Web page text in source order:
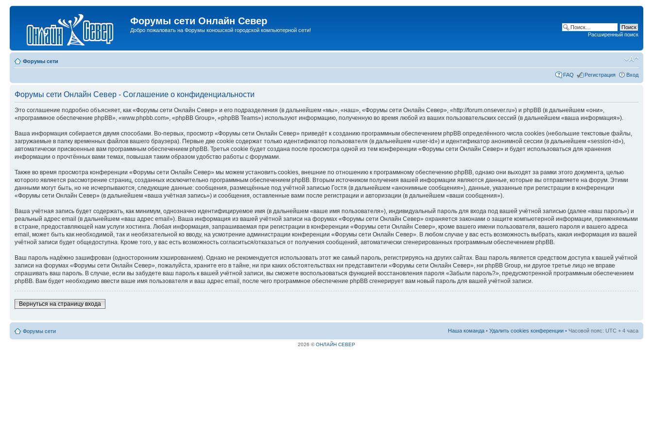
Форумы сети Онлайн Север
Добро пожаловать на Форумы коношской городской компьютерной сети!
Расширенный поиск
Форумы сети
FAQ Регистрация Вход
Форумы сети Онлайн Север - Соглашение о конфиденциальности
Это соглашение подробно объясняет, как «Форумы сети Онлайн Север» и его подразделения (в дальнейшем «мы», «наш», «Форумы сети Онлайн Север», «http://forum.onsever.ru») и phpBB (в дальнейшем «они»,
«программное обеспечение phpBB», «www.phpbb.com», «phpBB Group», «phpBB Teams») используют информацию, полученную во время любой из ваших пользовательских сессий (в дальнейшем «ваша информация»).
Ваша информация собирается двумя способами. Во-первых, просмотр «Форумы сети Онлайн Север» приведёт к созданию программным обеспечением phpBB определённого числа cookies (небольшие текстовые файлы,
загружаемые в папку временных файлов вашего браузера). Первые две cookie содержат только идентификатор пользователя (в дальнейшем «user-id») и идентификатор анонимной сессии (в дальнейшем «session-id»),
автоматически присвоенные вам программным обеспечением phpBB. Третья cookie будет создана после просмотра одной из тем конференции «Форумы сети Онлайн Север» и будет использоваться для хранения
информации о прочтённых вами темах, повышая таким образом удобство работы с форумами.
Также во время просмотра конференции «Форумы сети Онлайн Север» мы можем установить cookies, внешние по отношению к программному обеспечению phpBB, однако они выходят за рамки этого документа, целью
которого является рассмотрение страниц, созданных исключительно программным обеспечением phpBB. Вторым источником получения вашей информации являются данные, которые вы отправляете на форум. Этими
данными могут быть, но не исчерпываются, следующие данные: сообщения, размещённые под учётной записью Гостя (в дальнейшем «анонимные сообщения»), данные, указанные при регистрации в конференции
«Форумы сети Онлайн Север» (в дальнейшем «ваша учётная запись») и сообщения, оставленные вами после регистрации и авторизации (в дальнейшем «ваши сообщения»).
Ваша учётная запись будет содержать, как минимум, однозначно идентифицируемое имя (в дальнейшем «ваше имя пользователя»), индивидуальный пароль для входа под вашей учётной записью (далее «ваш пароль») и
реальный адрес email (в дальнейшем «ваш адрес email»). Ваша информация из вашей учётной записи на форумах «Форумы сети Онлайн Север» охраняется законами о защите компьютерной информации, применяемыми
в стране, предоставляющей нам услуги хостинга. Любая информация, запрашиваемая при регистрации в конференции «Форумы сети Онлайн Север», кроме вашего имени пользователя, вашего пароля и вашего адреса
email, может быть как необходимой, так и необязательной ко вводу, на усмотрение администрации конференции «Форумы сети Онлайн Север». В любом случае у вас есть возможность выбрать, какая информация из вашей
учётной записи будет общедоступна. Кроме того, у вас есть возможность согласиться/отказаться от получения сообщений, автоматически сгенерированных программным обеспечением phpBB.
Ваш пароль надёжно зашифрован (односторонним хэшированием). Однако не рекомендуется использовать этот же самый пароль, регистрируясь на других сайтах. Ваш пароль является средством доступа к вашей учётной
записи на форумах «Форумы сети Онлайн Север», пожалуйста, храните его в тайне, ни при каких обстоятельствах ни представители «Форумы сети Онлайн Север», ни phpBB Group, ни другое третье лицо не вправе
спрашивать ваш пароль. В случае, если вы забудете ваш пароль к вашей учётной записи, вы сможете воспользоваться функцией восстановления пароля «Забыли пароль?», предусмотренной программным обеспечением
phpBB. Вам будет необходимо ввести ваше имя пользователя и ваш адрес email, после чего программное обеспечение phpBB сгенерирует вам новый пароль для вашей учётной записи.
Вернуться на страницу входа
Форумы сети Наша команда • Удалить cookies конференции • Часовой пояс: UTC + 4 часа
2026 ©ОНЛАЙН СЕВЕР